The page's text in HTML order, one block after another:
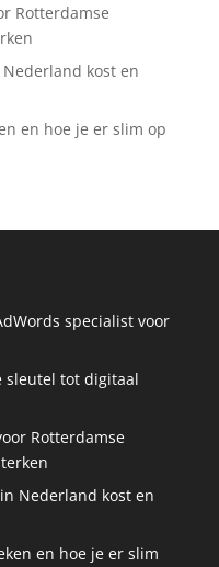
Rotterdamse
kost en
en hoe je er slim op
specialist voor
sleutel tot digitaal
Rotterdamse
Nederland kost en
en hoe je er slim